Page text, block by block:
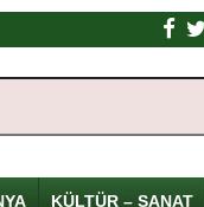
KÜLTÜR – SANAT